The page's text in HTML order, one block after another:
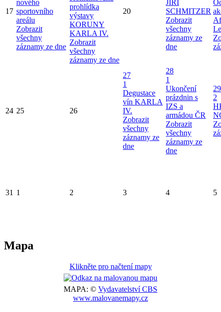
17
nového
sportovního
areálu
Zobrazit
všechny
záznamy ze dne
prohlídka
výstavy
KORUNY
KARLA IV.
Zobrazit
všechny
záznamy ze dne
20
JIŘÍ
SCHMITZER
Zobrazit
všechny
záznamy ze
dne
24 25 26
27
1
Degustace
vín KARLA
IV.
Zobrazit
všechny
záznamy ze
dne
28
1
Ukončení
prázdnin s
IZS a
armádou ČR
Zobrazit
všechny
záznamy ze
dne
29
2
31 1 2 3 4 5
Mapa
Klikněte pro načtení mapy
MAPA: © Vydavatelství CBS
www.malovanemapy.cz